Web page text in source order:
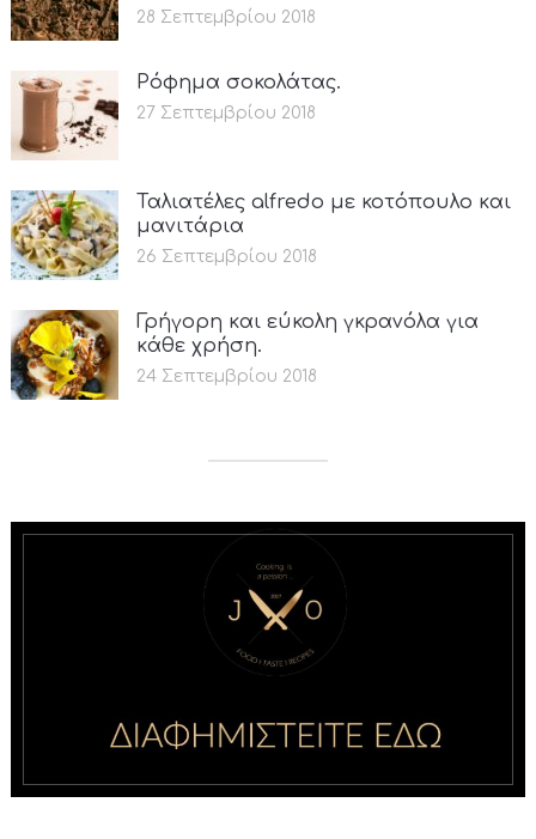
28 Σεπτεμβρίου 2018
Ρόφημα σοκολάτας.
27 Σεπτεμβρίου 2018
Ταλιατέλες alfredo με κοτόπουλο και
μανιτάρια
26 Σεπτεμβρίου 2018
Γρήγορη και εύκολη γκρανόλα για
κάθε χρήση.
24 Σεπτεμβρίου 2018